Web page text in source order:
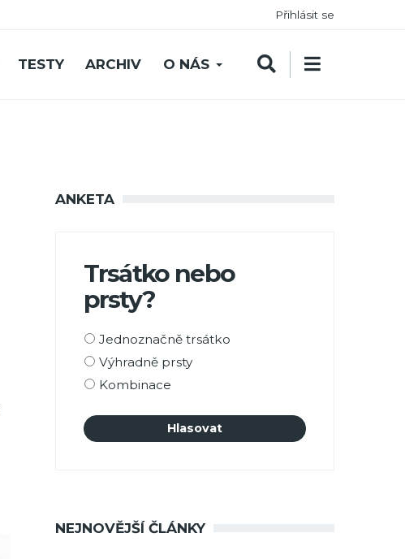
Přihlásit se
TESTY ARCHIV O NÁS
ANKETA
Trsátko nebo
prsty?
Možnosti
výběru
Jednoznačně trsátko
Výhradně prsty
Kombinace
NEJNOVĚJŠÍ ČLÁNKY